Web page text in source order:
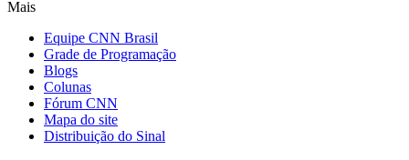
Mais
Equipe CNN Brasil
Grade de Programação
Blogs
Colunas
Fórum CNN
Mapa do site
Distribuição do Sinal